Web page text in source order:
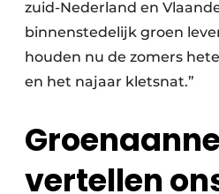
zuid-Nederland en
binnenstedelijk groen
houden nu de zomers
en het najaar kletsnat.”
vertellen